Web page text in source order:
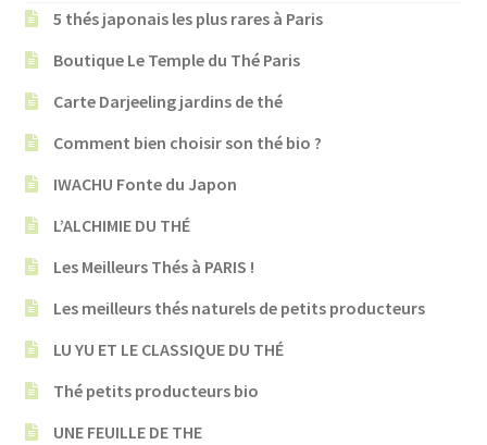
5 thés japonais les plus rares à Paris
Boutique Le Temple du Thé Paris
Carte Darjeeling jardins de thé
Comment bien choisir son thé bio ?
IWACHU Fonte du Japon
L’ALCHIMIE DU THÉ
Les Meilleurs Thés à PARIS !
Les meilleurs thés naturels de petits producteurs
LU YU ET LE CLASSIQUE DU THÉ
Thé petits producteurs bio
UNE FEUILLE DE THE